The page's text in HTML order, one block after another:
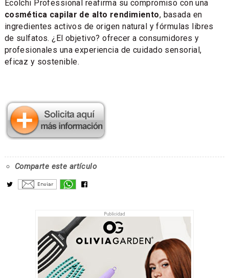
Ecolchi Professional reafirma su compromiso con una
cosmética capilar de alto rendimiento, basada en
ingredientes activos de origen natural y fórmulas libres
de sulfatos. ¿El objetivo? ofrecer a consumidores y
profesionales una experiencia de cuidado sensorial,
eficaz y sostenible.
Comparte este artículo